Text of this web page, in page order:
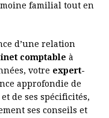
familial tout en
d’une relation
comptable à
votre expert-
approfondie de
de ses spécificités,
ses conseils et